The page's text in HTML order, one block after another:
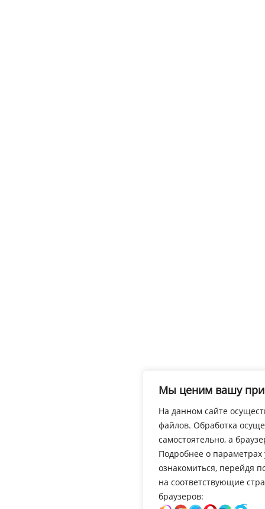
Мы ценим вашу
На данном сайте
файлов. Обработка
самостоятельно, а
Подробнее о
ознакомиться, перейдя
на соответствующие
браузеров: